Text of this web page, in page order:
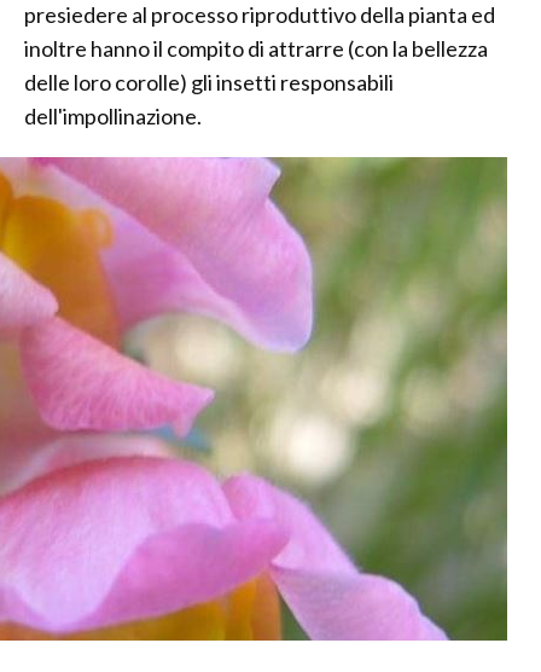
presiedere al processo riproduttivo della pianta ed
inoltre hanno il compito di attrarre (con la bellezza
delle loro corolle) gli insetti responsabili
dell'impollinazione.